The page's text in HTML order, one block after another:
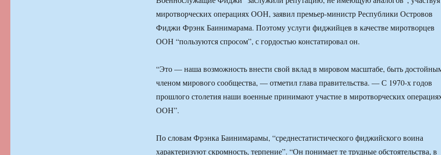
миротворческих операциях ООН, заявил премьер-министр Республики Островов
Фиджи Фрэнк Баинимарама. Поэтому услуги фиджийцев в качестве миротворцев
ООН “пользуются спросом”, с гордостью констатировал он.
“Это — наша возможность внести свой вклад в мировом масштабе, быть
членом мирового сообщества, — отметил глава правительства. — С 1970-х годов
прошлого столетия наши военные принимают участие в миротворческих
ООН”.
По словам Фрэнка Баинимарамы, “среднестатистического фиджийского воина
характеризуют скромность, терпение”. “Он понимает те трудные обстоятельства, в